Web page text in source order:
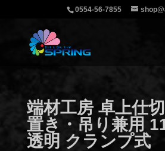
0554-56-7855
端材工房 卓上仕
置き・吊り兼用
透明 クランプ式